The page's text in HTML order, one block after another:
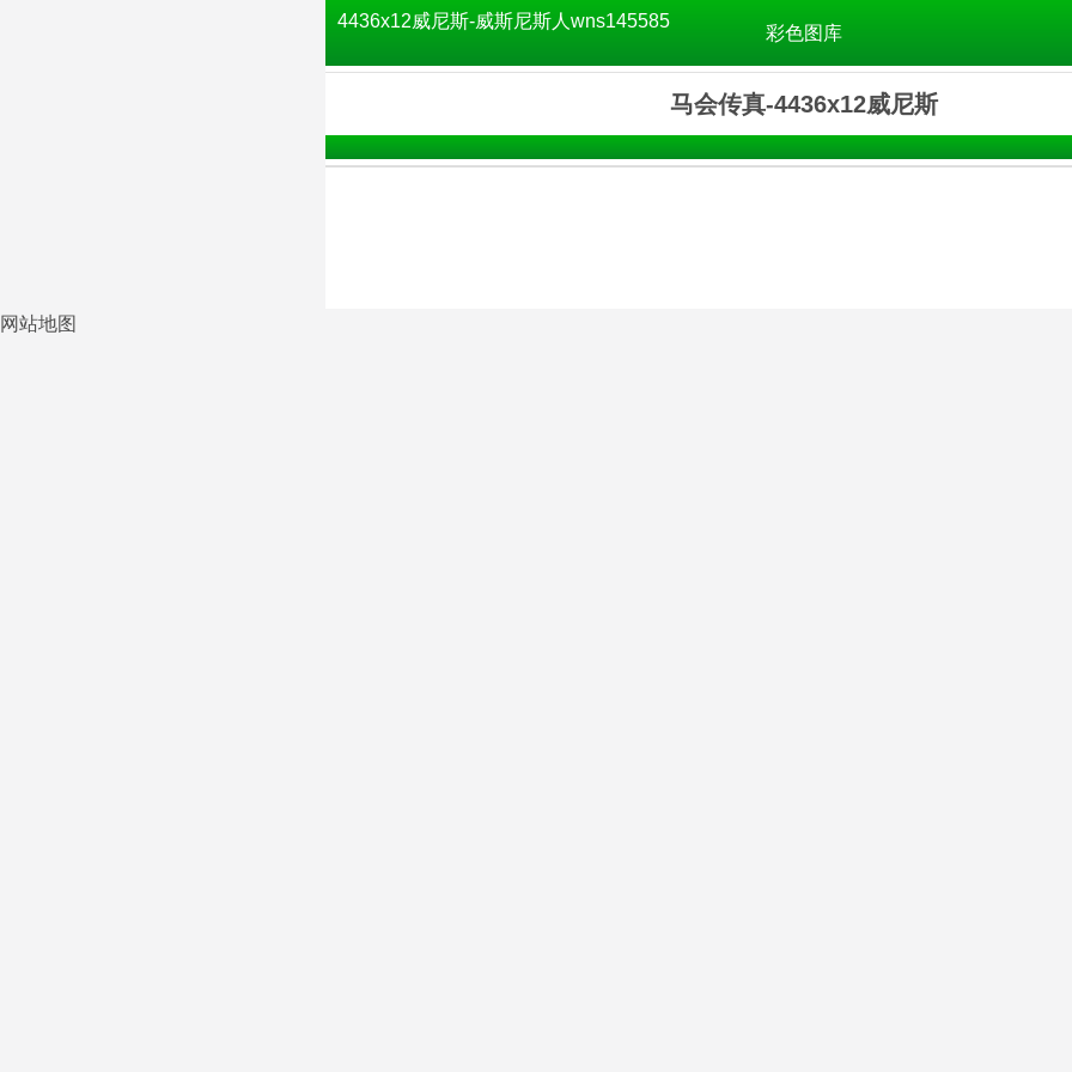
4436x12威尼斯-威斯尼斯人wns145585
彩色图库
马会传真-4436x12威尼斯
网站地图